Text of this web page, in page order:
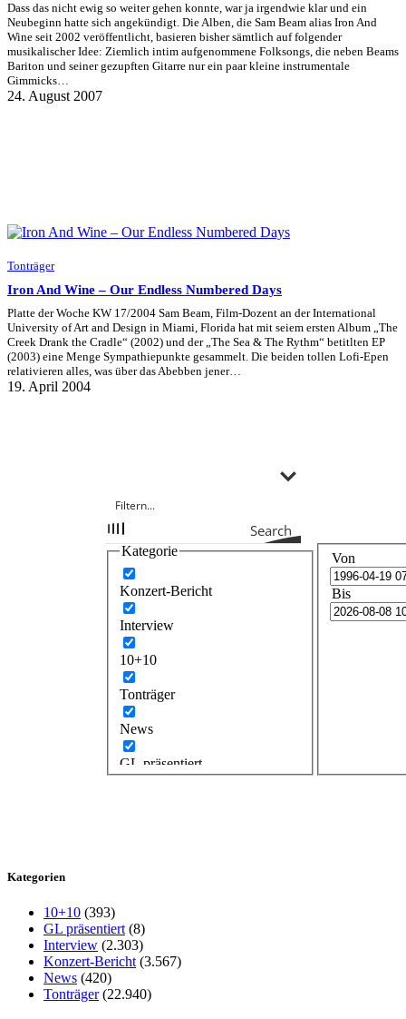
Dass das nicht ewig so weiter gehen konnte, war ja irgendwie klar und ein
Neubeginn hatte sich angekündigt. Die Alben, die Sam Beam alias Iron And
Wine seit 2002 veröffentlicht, basieren bisher sämtlich auf folgender
musikalischer Idee: Ziemlich intim aufgenommene Folksongs, die neben Beams
Bariton und seiner gezupften Gitarre nur ein paar kleine instrumentale
Gimmicks…
24. August 2007
Tonträger
Iron And Wine – Our Endless Numbered Days
Platte der Woche KW 17/2004 Sam Beam, Film-Dozent an der International
University of Art and Design in Miami, Florida hat mit seiem ersten Album „The
Creek Drank the Cradle“ (2002) und der „The Sea & The Rythm“ betitlten EP
(2003) eine Menge Sympathiepunkte gesammelt. Die beiden tollen Lofi-Epen
relativieren alles, was über das Abebben jener…
19. April 2004
Search
Kategorie
Konzert-Bericht
Interview
10+10
Tonträger
News
GL präsentiert
Von
Bis
Kategorien
10+10 (393)
GL präsentiert(8)
Interview (2.303)
Konzert-Bericht(3.567)
News (420)
Tonträger(22.940)